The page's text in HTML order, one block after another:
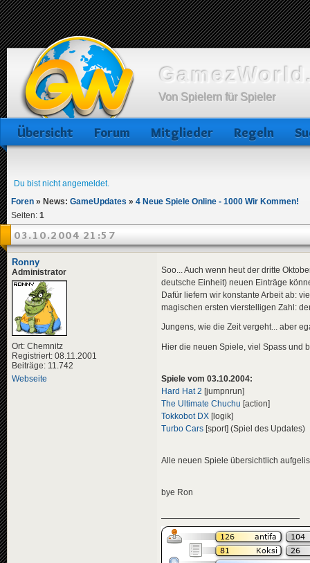
Von Spielern für Spieler
Übersicht Forum Mitglieder Regeln
Du bist nicht angemeldet.
Foren » News: GameUpdates » 4 Neue Spiele Online - 1000 Wir Kommen!
Seiten: 1
03.10.2004 21:57
Ronny
Administrator
Ort: Chemnitz
Registriert: 08.11.2001
Beiträge: 11.742
Webseite
Soo... Auch wenn heut der dritte
deutsche Einheit) neuen Einträge
Dafür liefern wir konstante Arbeit ab:
magischen ersten vierstelligen Zahl:
Jungens, wie die Zeit vergeht... aber
Hier die neuen Spiele, viel Spass und
Spiele vom 03.10.2004:
Hard Hat 2 [jumpnrun]
The Ultimate Chuchu [action]
Tokkobot DX [logik]
Turbo Cars [sport] (Spiel des Updates)
Alle neuen Spiele übersichtlich
bye Ron